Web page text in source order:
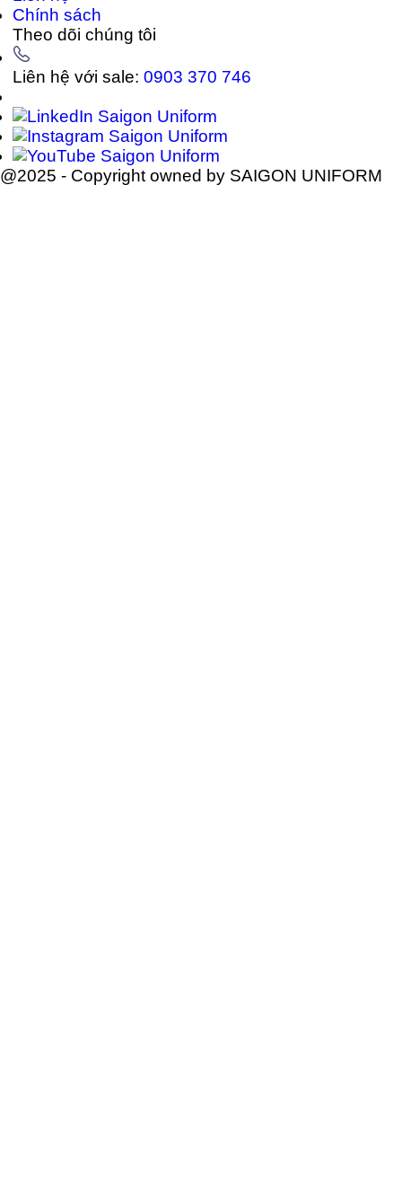
Chính sách
Theo dõi chúng tôi
Liên hệ với sale:0903 370 746
@2025 - Copyright owned by SAIGON UNIFORM